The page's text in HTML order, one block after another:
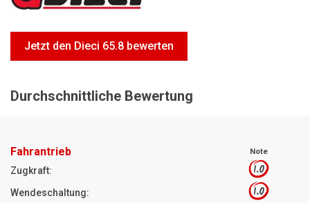
Motorsägen
Hoflader
Jetzt den Dieci 65.8 bewerten
Durchschnittliche Bewertung
Fahrantrieb Note
Zugkraft: 1.0
Wendeschaltung: 1.0